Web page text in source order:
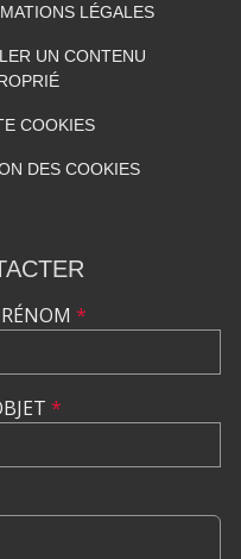
LÉGALES
UN CONTENU
COOKIES
DES COOKIES
*
*